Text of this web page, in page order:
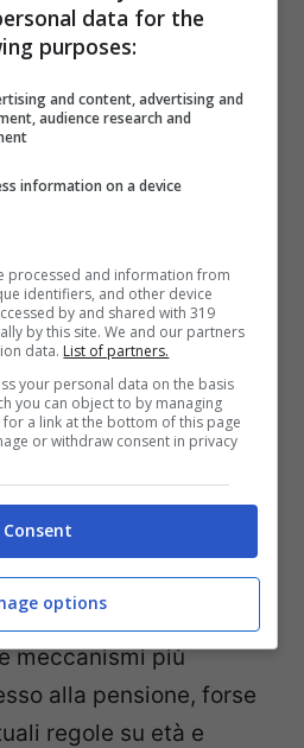
Ma andiamo con
capire meglio cosa ci
dell’Indicatore
Equivalente,
un accesso più
prestazioni sociali.
potrebbero esserci
soglie di reddito e
diretti
borse di studio, sussidi
lepensioni, il dibattito
sembra
meccanismi più
alla pensione, forse
regole su età e
data for the
purposes:
and content, advertising and
audience research and
information on a device
processed and information from
identifiers, and other device
by and shared with 319
by this site. We and our partners
data. List of partners.
your personal data on the basis
you can object to by managing
a link at the bottom of this page
or withdraw consent in privacy
Consent
options